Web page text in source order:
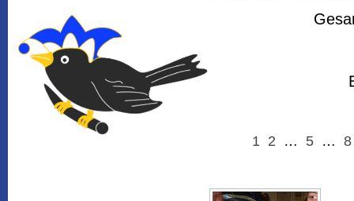
1 2 … 5 … 8